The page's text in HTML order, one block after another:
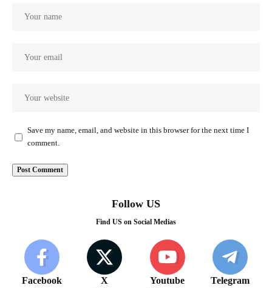
Save my name, email, and website in this browser for the next time I
comment.
Follow US
Find US on Social Medias
Facebook X Youtube Telegram